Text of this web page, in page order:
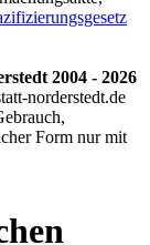
2004 - 2026
norderstedt.de
Form nur mit